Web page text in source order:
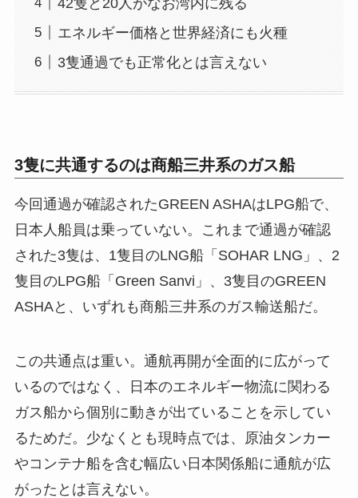
エネルギー価格と世界経済にも火種
3隻通過でも正常化とは言えない
3隻に共通するのは商船三井系のガス船
今回通過が確認されたGREEN ASHAはLPG船で、
日本人船員は乗っていない。これまで通過が確認
された3隻は、1隻目のLNG船「SOHAR LNG」、2
隻目のLPG船「Green Sanvi」、3隻目のGREEN
ASHAと、いずれも商船三井系のガス輸送船だ。
この共通点は重い。通航再開が全面的に広がって
いるのではなく、日本のエネルギー物流に関わる
ガス船から個別に動きが出ていることを示してい
るためだ。少なくとも現時点では、原油タンカー
やコンテナ船を含む幅広い日本関係船に通航が広
がったとは言えない。